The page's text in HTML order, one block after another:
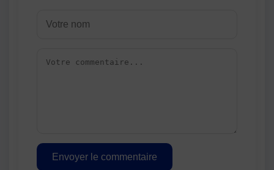
Envoyer le commentaire